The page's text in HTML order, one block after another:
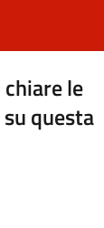
le
questa